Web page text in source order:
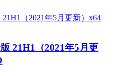
21H1（2021年5月更